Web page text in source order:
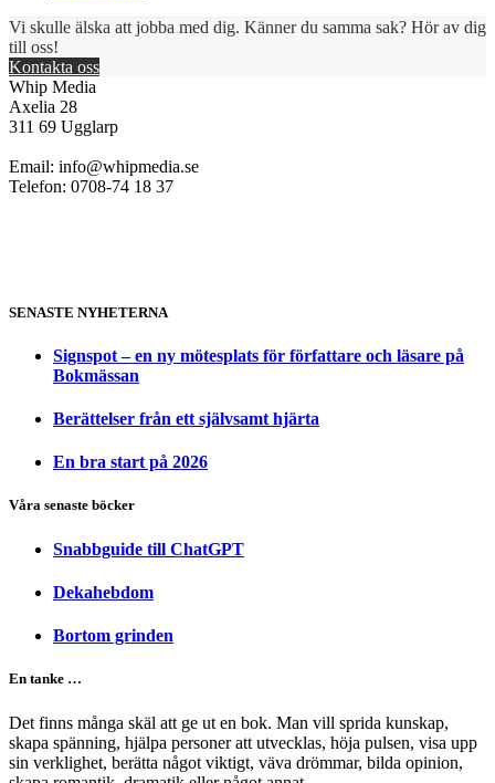
Vi skulle älska att jobba med dig. Känner du samma sak? Hör av dig
till oss!
Kontakta oss
Whip Media
Axelia 28
311 69 Ugglarp
Email: info@whipmedia.se
Telefon: 0708-74 18 37
SENASTE NYHETERNA
Signspot – en ny mötesplats för författare och läsare på
Bokmässan
Berättelser från ett självsamt hjärta
En bra start på 2026
Våra senaste böcker
Snabbguide till ChatGPT
Dekahebdom
Bortom grinden
En tanke …
Det finns många skäl att ge ut en bok. Man vill sprida kunskap,
skapa spänning, hjälpa personer att utvecklas, höja pulsen, visa upp
sin verklighet, berätta något viktigt, väva drömmar, bilda opinion,